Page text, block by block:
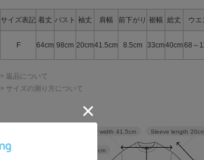
サイズ表記 着丈 バスト 袖丈 肩幅 前下がり 裾幅 総丈 ウエ
F 64cm 98cm 20cm41.5cm 8.5cm 33cm40cm 68～
> 返品について
> サイズの測り方について
Sleeve length
49cm
Shoulder width 41.5cm